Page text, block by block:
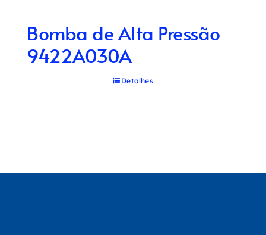
Bomba de Alta Pressão
9422A030A
Detalhes